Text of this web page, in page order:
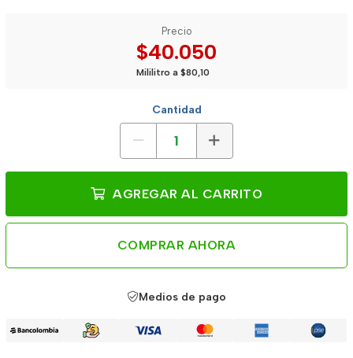
Precio
$40.050
Mililitro a $80,10
Cantidad
AGREGAR AL CARRITO
COMPRAR AHORA
Medios de pago